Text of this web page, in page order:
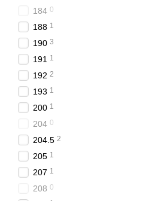
184 0
188 1
190 3
191 1
192 2
193 1
200 1
204 0
204.5 2
205 1
207 1
208 0